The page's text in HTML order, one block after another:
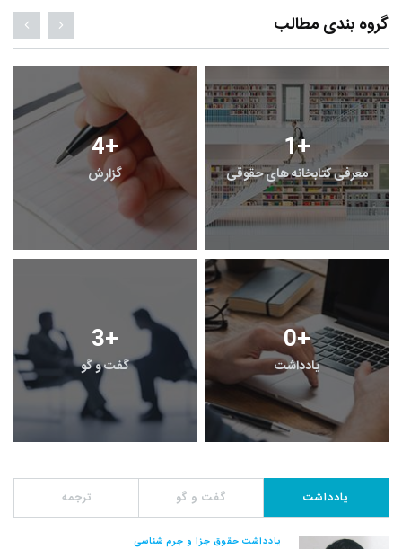
گروه بندی مطالب
4+
گزارش
1+
معرفی کتابخانه های حقوقی
3+
گفت و گو
0+
یادداشت
یادداشت گفت و گو ترجمه
یادداشت حقوق جزا و جرم شناسی